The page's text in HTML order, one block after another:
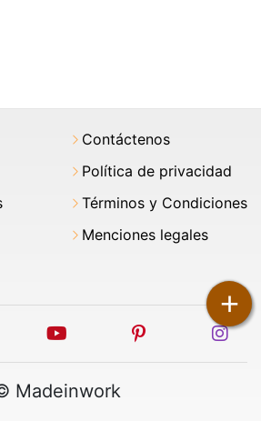
+
Contáctenos
Política de privacidad
Términos y Condiciones
Menciones legales
youtube pinterest
Madeinwork